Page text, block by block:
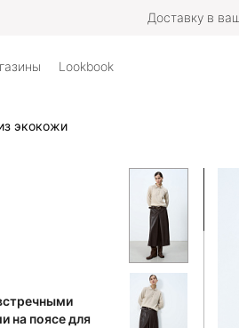
Доставку в
Lookbook
экокожи
на поясе для